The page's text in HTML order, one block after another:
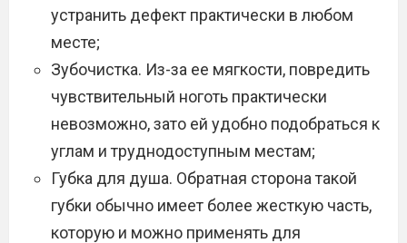
устранить дефект практически в любом
месте;
Зубочистка. Из-за ее мягкости, повредить
чувствительный ноготь практически
невозможно, зато ей удобно подобраться к
углам и труднодоступным местам;
Губка для душа. Обратная сторона такой
губки обычно имеет более жесткую часть,
которую и можно применять для